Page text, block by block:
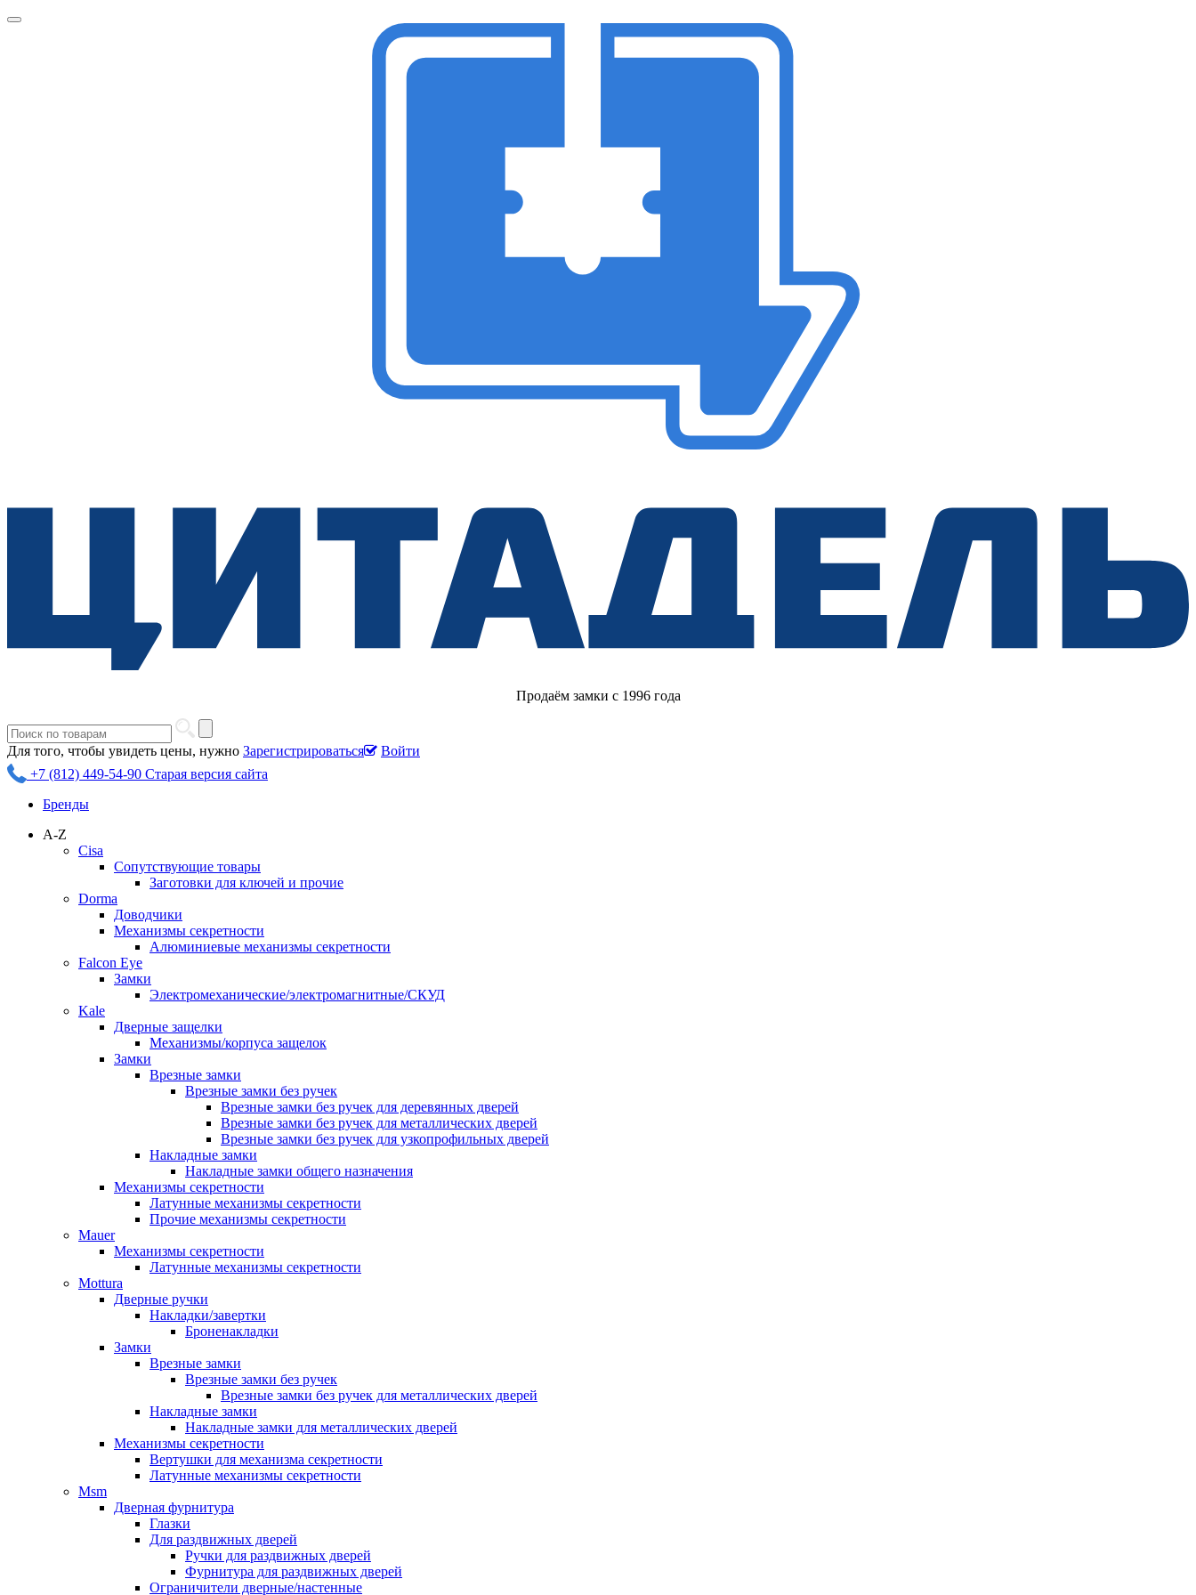
Продаём замки с 1996 года
Для того, чтобы увидеть цены, нужно Зарегистрироваться
Войти
+7 (812) 449-54-90 Старая версия сайта
Бренды
A-Z
Cisa
Сопутствующие товары
Заготовки для ключей и прочие
Dorma
Доводчики
Механизмы секретности
Алюминиевые механизмы секретности
Falcon Eye
Замки
Электромеханические/электромагнитные/СКУД
Kale
Дверные защелки
Механизмы/корпуса защелок
Замки
Врезные замки
Врезные замки без ручек
Врезные замки без ручек для деревянных дверей
Врезные замки без ручек для металлических дверей
Врезные замки без ручек для узкопрофильных дверей
Накладные замки
Накладные замки общего назначения
Механизмы секретности
Латунные механизмы секретности
Прочие механизмы секретности
Mauer
Механизмы секретности
Латунные механизмы секретности
Mottura
Дверные ручки
Накладки/завертки
Броненакладки
Замки
Врезные замки
Врезные замки без ручек
Врезные замки без ручек для металлических дверей
Накладные замки
Накладные замки для металлических дверей
Механизмы секретности
Вертушки для механизма секретности
Латунные механизмы секретности
Msm
Дверная фурнитура
Глазки
Для раздвижных дверей
Ручки для раздвижных дверей
Фурнитура для раздвижных дверей
Ограничители дверные/настенные